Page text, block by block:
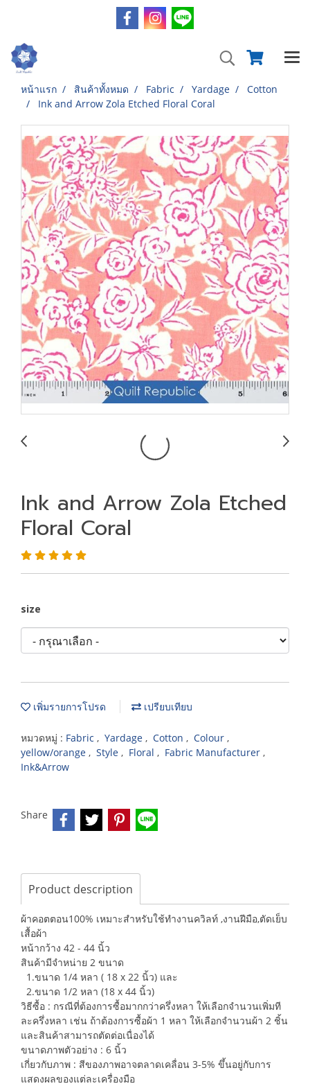
หน้าแรก สินค้าทั้งหมด Fabric Yardage
Cotton
Ink and Arrow Zola Etched Floral Coral
Ink and Arrow Zola Etched
Floral Coral
size
เพิ่มรายการโปรด เปรียบเทียบ
หมวดหมู่ : Fabric , Yardage , Cotton , Colour ,
yellow/orange , Style , Floral , Fabric Manufacturer ,
Ink&Arrow
Share
Product description
ผ้าคอตตอน100% เหมาะสำหรับใช้ทำงานควิลท์ ,งานฝีมือ,ตัดเย็บ
เสื้อผ้า
หน้ากว้าง 42 - 44 นิ้ว
สินค้ามีจำหน่าย 2 ขนาด
1.ขนาด 1/4 หลา ( 18 x 22 นิ้ว) และ
2.ขนาด 1/2 หลา (18 x 44 นิ้ว)
วิธีซื้อ : กรณีที่ต้องการซื้อมากกว่าครึ่งหลา ให้เลือกจำนวนเพิ่มที
ละครึ่งหลา เช่น ถ้าต้องการซื้อผ้า 1 หลา ให้เลือกจำนวนผ้า 2 ชิ้น
และสินค้าสามารถตัดต่อเนื่องได้
ขนาดภาพตัวอย่าง : 6 นิ้ว
เกี่ยวกับภาพ : สีของภาพอาจตลาดเคลื่อน 3-5% ขึ้นอยู่กับการ
แสดงผลของแต่ละเครื่องมือ